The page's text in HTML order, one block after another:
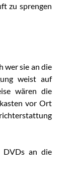
zu sprengen
wer sie an die
weist auf
wären die
vor Ort
DVDs an die